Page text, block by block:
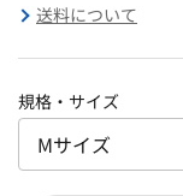
送料について
規格・サイズ